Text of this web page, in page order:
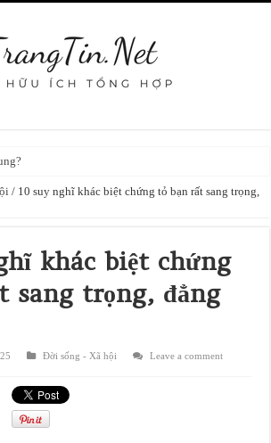
/ 10 suy nghĩ khác biệt chứng tỏ bạn rất sang trọng,
khác biệt chứng
sang trọng, đẳng
Đời sống - Xã hội
Leave a comment